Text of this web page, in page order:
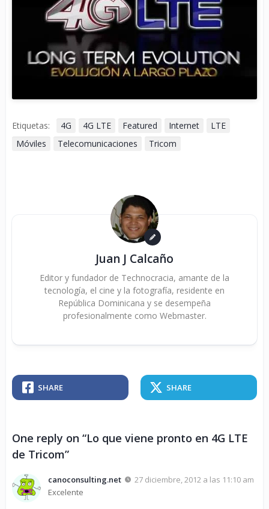
Etiquetas: 4G 4G LTE Featured Internet
LTE
Móviles
Telecomunicaciones Tricom
Juan J Calcaño
Editor y fundador de Technocracia, amante de la
tecnología, el cine y la fotografía, residente en
República Dominicana y se desempeña
profesionalmente como Webmaster.
SHARE SHARE
One reply on “Lo que viene pronto en 4G LTE
de Tricom”
canoconsulting.net
27 diciembre, 2012 a las 11:10 am
Excelente